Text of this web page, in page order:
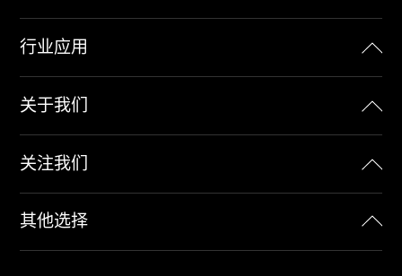
行业应用
关于我们
关注我们
其他选择